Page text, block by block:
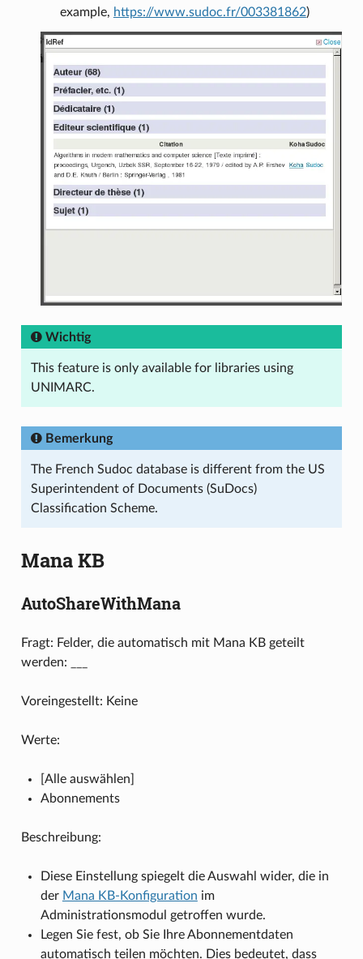
example, https://www.sudoc.fr/003381862)
Wichtig
This feature is only available for libraries using
UNIMARC.
Bemerkung
The French Sudoc database is different from the US
Superintendent of Documents (SuDocs)
Classification Scheme.
Mana KB
AutoShareWithMana
Fragt: Felder, die automatisch mit Mana KB geteilt
werden: ___
Voreingestellt: Keine
Werte:
[Alle auswählen]
Abonnements
Beschreibung:
Diese Einstellung spiegelt die Auswahl wider, die in
der Mana KB-Konfiguration im
Administrationsmodul getroffen wurde.
Legen Sie fest, ob Sie Ihre Abonnementdaten
automatisch teilen möchten. Dies bedeutet, dass